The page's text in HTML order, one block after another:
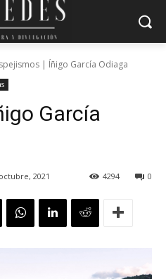
| Íñigo García Odiaga
García
2021 0
4294